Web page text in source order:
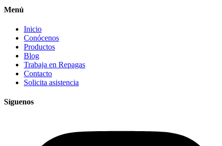
Menú
Inicio
Conócenos
Productos
Blog
Trabaja en Repagas
Contacto
Solicita asistencia
Síguenos